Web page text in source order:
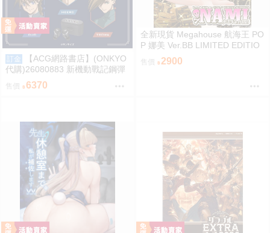
訂金
【ACG網路書店】(ONKYO
代購)26080883 新機動戰記鋼彈
W 聯名耳機 CP-TWS01F
6370
全新現貨 Megahouse 航海王 PO
P 娜美 Ver.BB LIMITED EDITIO
N PVC2900